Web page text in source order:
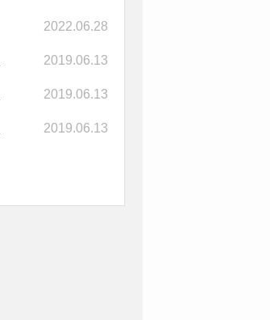
2022.06.28
2019.06.13
2019.06.13
2019.06.13